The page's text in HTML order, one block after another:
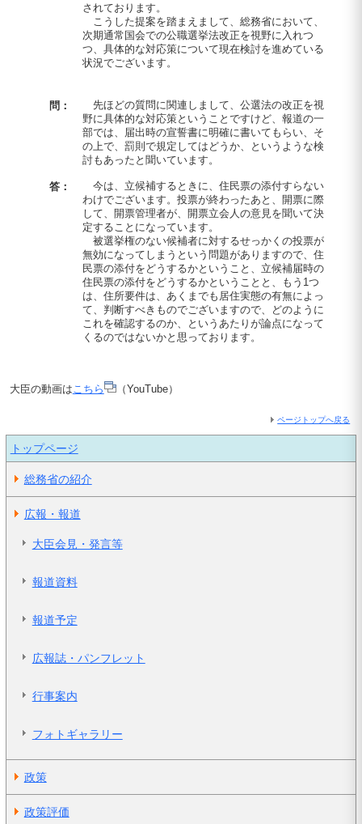
されております。
こうした提案を踏まえまして、総務省において、
次期通常国会での公職選挙法改正を視野に入れつ
つ、具体的な対応策について現在検討を進めている
状況でございます。
問：
先ほどの質問に関連しまして、公選法の改正を視
野に具体的な対応策ということですけど、報道の一
部では、届出時の宣誓書に明確に書いてもらい、そ
の上で、罰則で規定してはどうか、というような検
討もあったと聞いています。
答：
今は、立候補するときに、住民票の添付すらない
わけでございます。投票が終わったあと、開票に際
して、開票管理者が、開票立会人の意見を聞いて決
定することになっています。
被選挙権のない候補者に対するせっかくの投票が
無効になってしまうという問題がありますので、住
民票の添付をどうするかということ、立候補届時の
住民票の添付をどうするかということと、もう1つ
は、住所要件は、あくまでも居住実態の有無によっ
て、判断すべきものでございますので、どのように
これを確認するのか、というあたりが論点になって
くるのではないかと思っております。
大臣の動画はこちら （YouTube）
ページトップへ戻る
トップページ
総務省の紹介
広報・報道
大臣会見・発言等
報道資料
報道予定
広報誌・パンフレット
行事案内
フォトギャラリー
政策
政策評価